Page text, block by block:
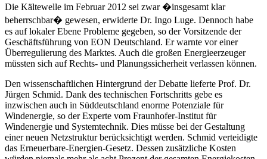
Die Kältewelle im Februar 2012 sei zwar �insgesamt klar
beherrschbar� gewesen, erwiderte Dr. Ingo Luge. Dennoch habe
es auf lokaler Ebene Probleme gegeben, so der Vorsitzende der
Geschäftsführung von EON Deutschland. Er warnte vor einer
Überregulierung des Marktes. Auch die großen Energieerzeuger
müssten sich auf Rechts- und Planungssicherheit verlassen können.
Den wissenschaftlichen Hintergrund der Debatte lieferte Prof. Dr.
Jürgen Schmid. Dank des technischen Fortschritts gebe es
inzwischen auch in Süddeutschland enorme Potenziale für
Windenergie, so der Experte vom Fraunhofer-Institut für
Windenergie und Systemtechnik. Dies müsse bei der Gestaltung
einer neuen Netzstruktur berücksichtigt werden. Schmid verteidigte
das Erneuerbare-Energien-Gesetz. Dessen zusätzliche Kosten